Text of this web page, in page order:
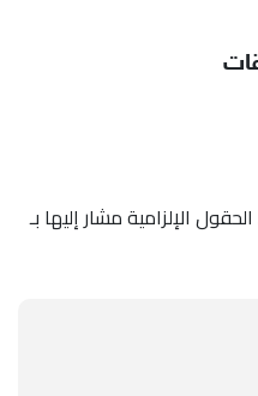
الحقول الإلزامية مشار إليها بـ